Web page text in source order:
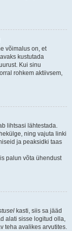
võimalus on, et
kustutada
Kui sinu
rohkem aktiivsem,
lihtsasi lähtestada.
ning vajuta linki
ja peaksidki taas
palun võta ühendust
kasti, siis sa jääd
alati sisse logitud olla,
teha avalikes arvutites.